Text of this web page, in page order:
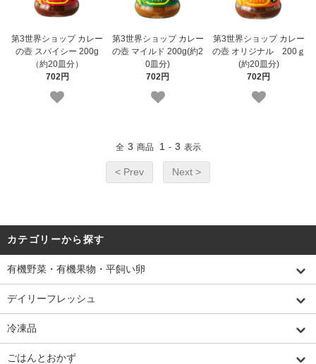
第3世界ショップ カレー
の壺 スパイシー 200g
（約20皿分）
702円
第3世界ショップ カレー
の壺 マイルド 200g(約2
0皿分)
702円
第3世界ショップ カレー
の壺 オリジナル 200ｇ
(約20皿分)
702円
全 3 商品 1 - 3 表示
< Prev Next >
カテゴリーから探す
有機野菜・有機果物・平飼い卵
デイリーフレッシュ
冷凍品
ごはんとおかず